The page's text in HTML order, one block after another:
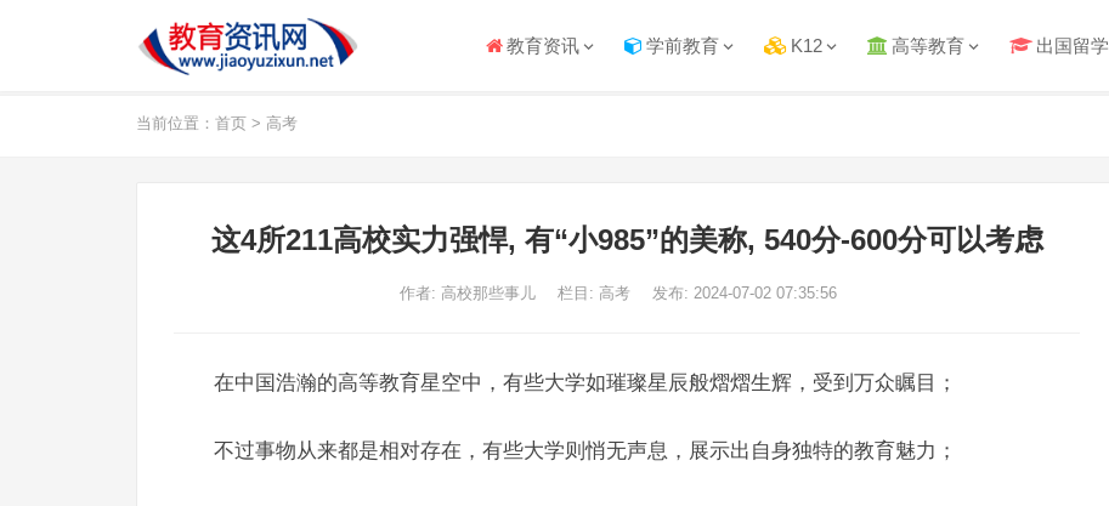
教育资讯 学前教育 K12 高等教育 出国留学
当前位置： 首页 > 高考
这4所211高校实力强悍, 有“小985”的美称, 540分-600分可以考虑
作者: 高校那些事儿 栏目: 高考 发布: 2024-07-02 07:35:56
在中国浩瀚的高等教育星空中，有些大学如璀璨星辰般熠熠生辉，受到万众瞩目；
不过事物从来都是相对存在，有些大学则悄无声息，展示出自身独特的教育魅力；